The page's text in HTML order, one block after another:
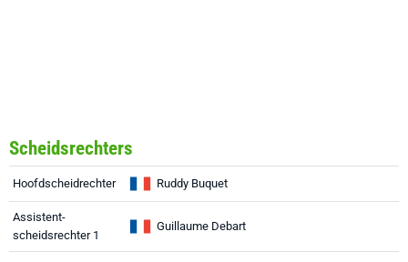
Scheidsrechters
Hoofdscheidrechter Ruddy Buquet
Assistent-
scheidsrechter 1
Guillaume Debart